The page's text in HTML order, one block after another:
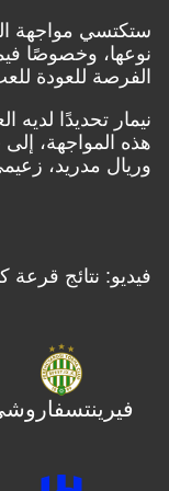
ستكتسي مواجهة
نوعها، وخصوصًا
الفرصة للعودة
نيمار تحديدًا
هذه المواجهة،
وريال مدريد،
فيديو: نتائج قرعة